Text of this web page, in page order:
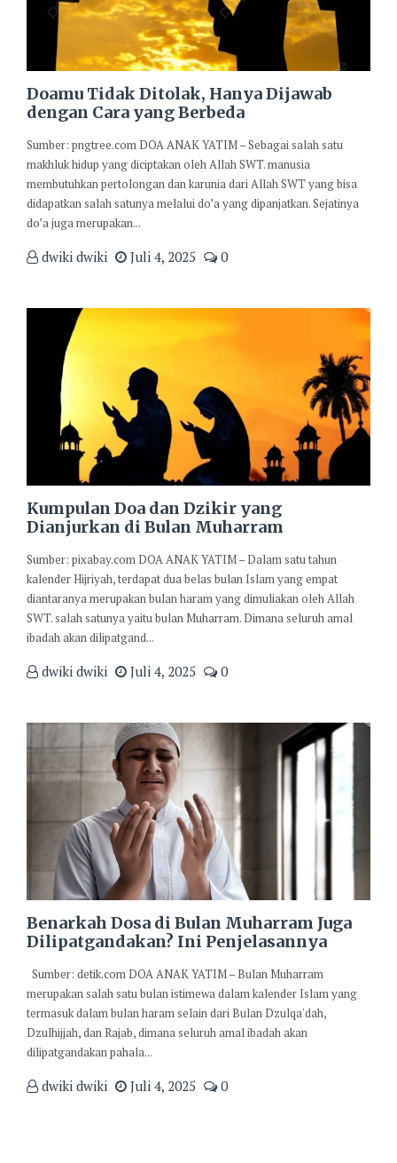
Doamu Tidak Ditolak, Hanya Dijawab
dengan Cara yang Berbeda
Sumber: pngtree.com DOA ANAK YATIM – Sebagai salah satu
makhluk hidup yang diciptakan oleh Allah SWT. manusia
membutuhkan pertolongan dan karunia dari Allah SWT yang bisa
didapatkan salah satunya melalui do’a yang dipanjatkan. Sejatinya
do’a juga merupakan...
dwiki dwiki Juli 4, 2025 0
Kumpulan Doa dan Dzikir yang
Dianjurkan di Bulan Muharram
Sumber: pixabay.com DOA ANAK YATIM – Dalam satu tahun
kalender Hijriyah, terdapat dua belas bulan Islam yang empat
diantaranya merupakan bulan haram yang dimuliakan oleh Allah
SWT. salah satunya yaitu bulan Muharram. Dimana seluruh amal
ibadah akan dilipatgand...
dwiki dwiki Juli 4, 2025 0
Benarkah Dosa di Bulan Muharram Juga
Dilipatgandakan? Ini Penjelasannya
Sumber: detik.com DOA ANAK YATIM – Bulan Muharram
merupakan salah satu bulan istimewa dalam kalender Islam yang
termasuk dalam bulan haram selain dari Bulan Dzulqa'dah,
Dzulhijjah, dan Rajab, dimana seluruh amal ibadah akan
dilipatgandakan pahala...
dwiki dwiki Juli 4, 2025 0